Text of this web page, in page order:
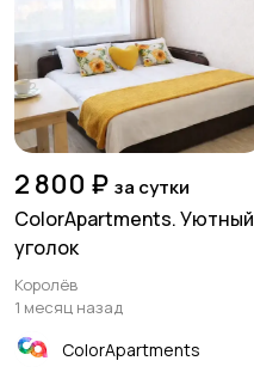
2 800 ₽ за сутки
ColorApartments. Уютный
уголок
Королёв
1 месяц назад
ColorApartments